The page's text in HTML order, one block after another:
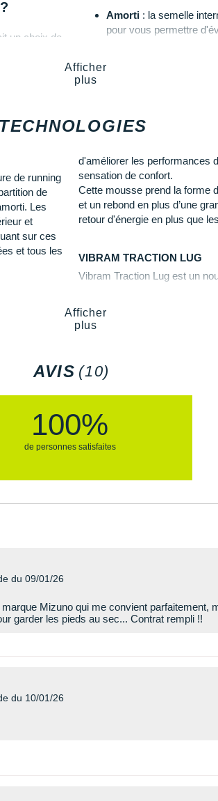
un choix de
Amorti: la semelle
pour vous permettre
Unpare-pierre
Semelle extérieure:
accroche pour une
profitez d'une efficace
Poids constaté chez i-
Les autres produits
Afficher
plus
TECHNOLOGIES
de running
de
Les
et
sur ces
et tous les
pour mission
d'améliorer les performances
sensation de confort.
Cette mousse prend la forme
et un rebond en plus d’une
retour d'énergie en plus que
VIBRAM TRACTION LUG
Vibram Traction Lug est un
50% en plus de fournir une
de terrain, notamment sur
Afficher
plus
AVIS (10)
100%
de personnes satisfaites
du 09/01/26
Mizuno qui me convient parfaitement,
garder les pieds au sec... Contrat rempli !!
du 10/01/26